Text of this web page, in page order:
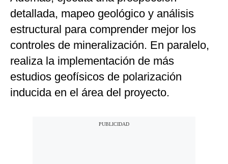
detallada, mapeo geológico y análisis
estructural para comprender mejor los
controles de mineralización. En paralelo,
realiza la implementación de más
estudios geofísicos de polarización
inducida en el área del proyecto.